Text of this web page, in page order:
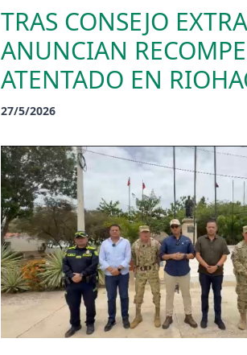
TRAS CONSEJO
ANUNCIAN
ATENTADO EN
27/5/2026